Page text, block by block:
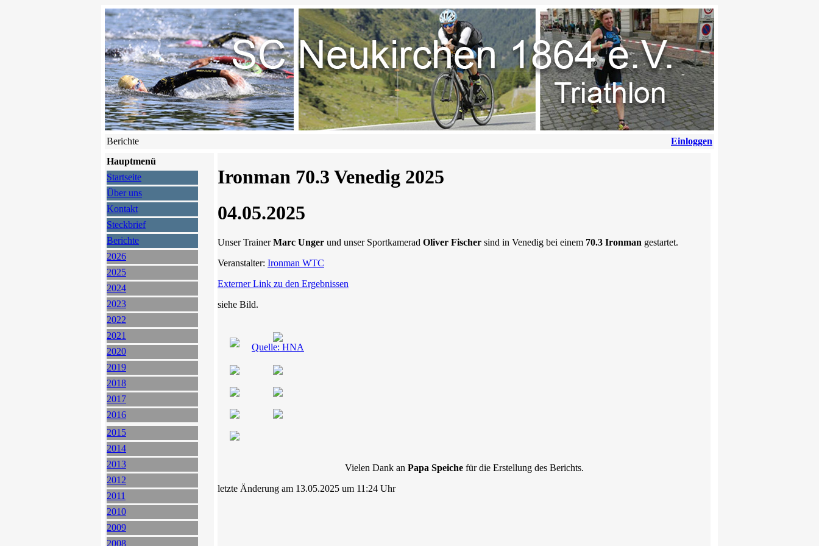
Berichte
Einloggen
Hauptmenü
Startseite
Über uns
Kontakt
Steckbrief
Berichte
2026
2025
2024
2023
2022
2021
2020
2019
2018
2017
2016
2015
2014
2013
2012
2011
2010
2009
2008
Ironman 70.3 Venedig 2025
04.05.2025
Unser TrainerMarc Unger und unser Sportkamerad Oliver Fischer sind in Venedig bei einem 70.3 Ironman gestartet.
Veranstalter: Ironman WTC
Externer Link zu den Ergebnissen
siehe Bild.
Quelle: HNA
Vielen Dank an Papa Speichefür die Erstellung des Berichts.
letzte Änderung am 13.05.2025 um 11:24 Uhr